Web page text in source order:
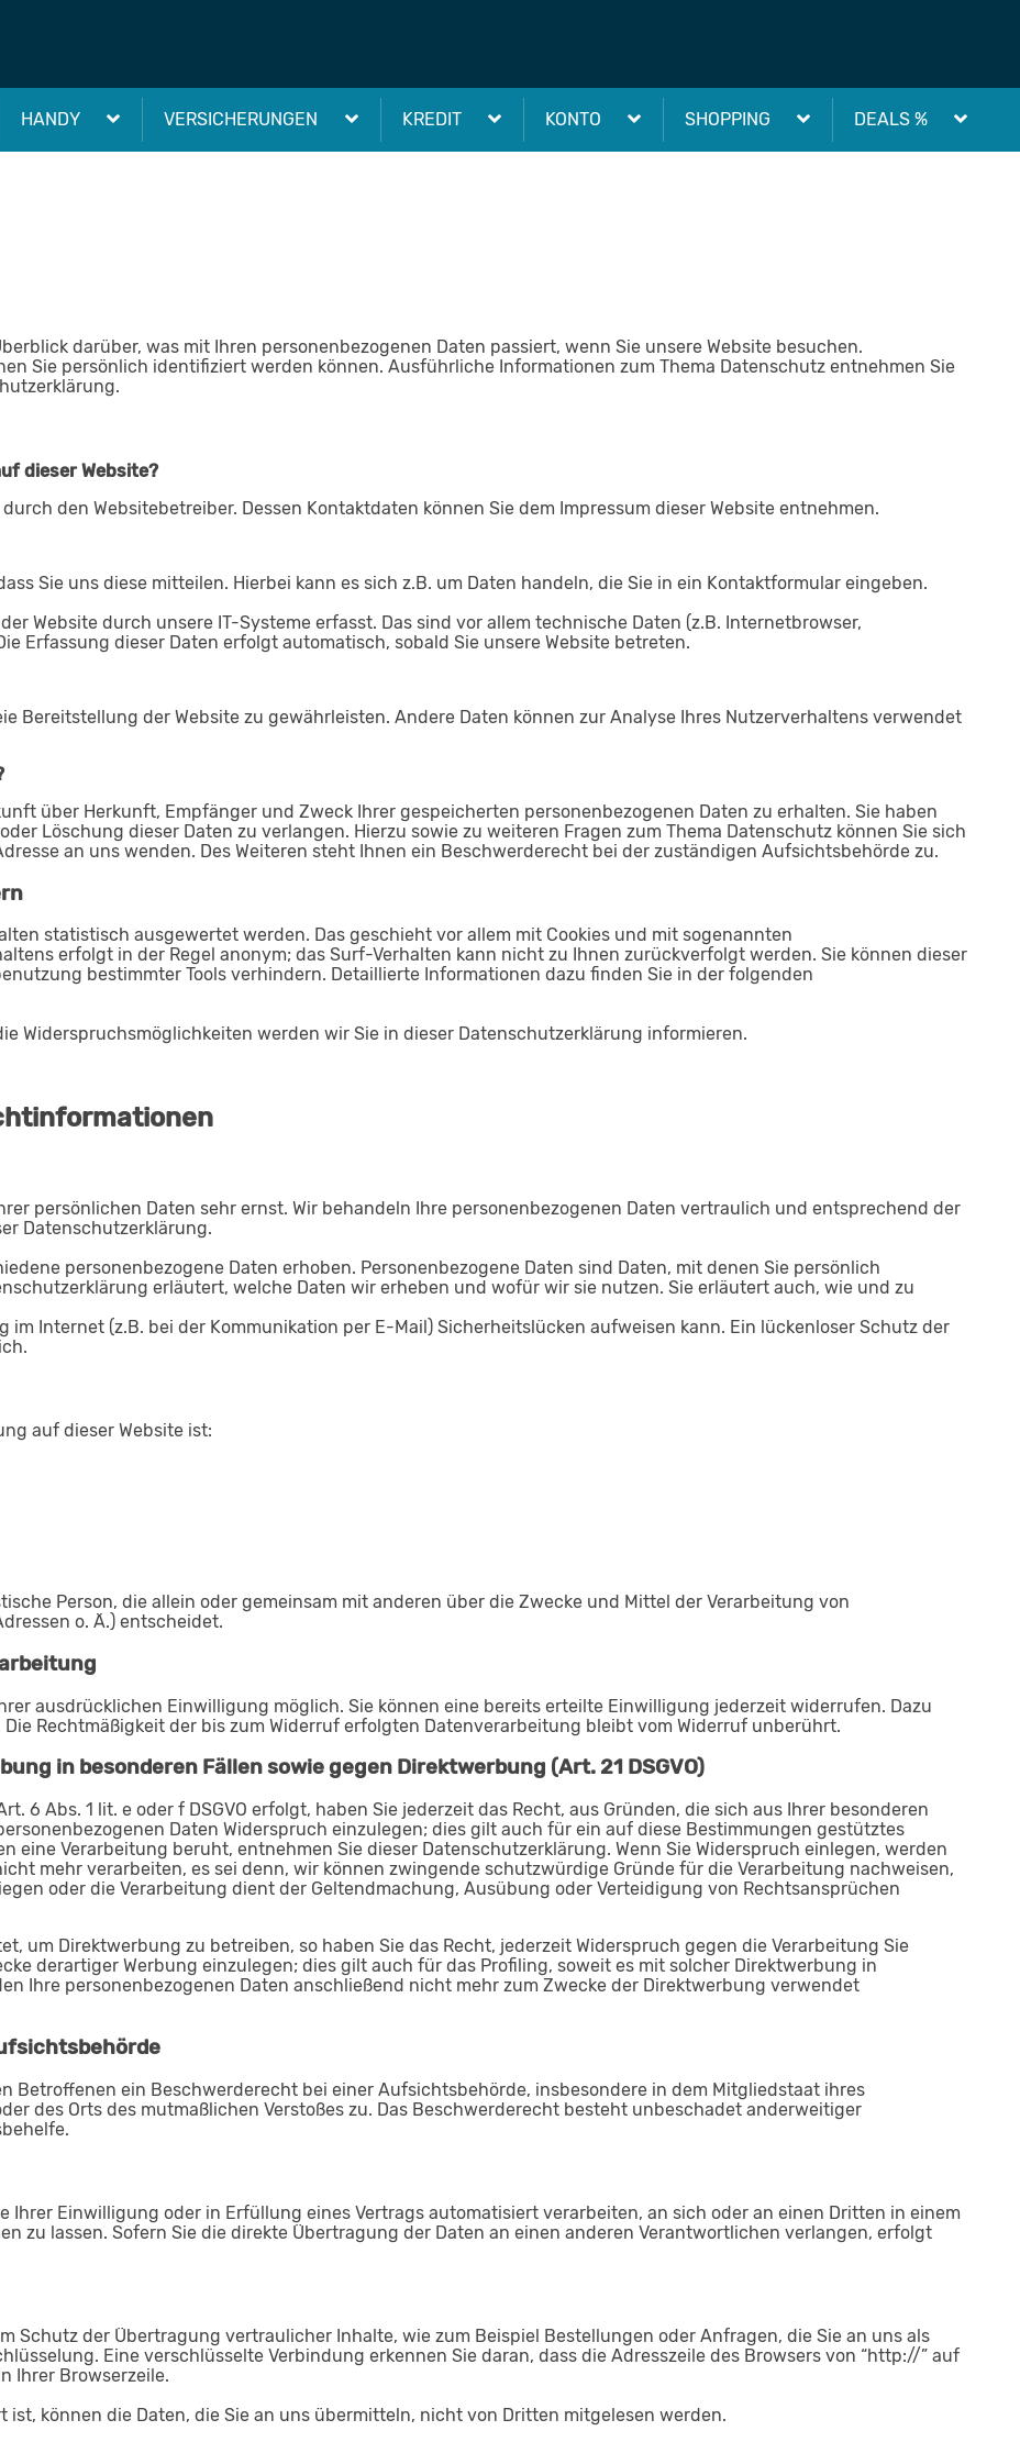
HANDY VERSICHERUNGEN KREDIT KONTO SHOPPING DEALS %
darüber, was mit Ihren personenbezogenen Daten passiert, wenn Sie unsere Website besuchen.
Sie persönlich identifiziert werden können. Ausführliche Informationen zum Thema Datenschutz entnehmen Sie
dieser Website?
den Websitebetreiber. Dessen Kontaktdaten können Sie dem Impressum dieser Website entnehmen.
Sie uns diese mitteilen. Hierbei kann es sich z.B. um Daten handeln, die Sie in ein Kontaktformular eingeben.
Website durch unsere IT-Systeme erfasst. Das sind vor allem technische Daten (z.B. Internetbrowser,
Erfassung dieser Daten erfolgt automatisch, sobald Sie unsere Website betreten.
Bereitstellung der Website zu gewährleisten. Andere Daten können zur Analyse Ihres Nutzerverhaltens verwendet
über Herkunft, Empfänger und Zweck Ihrer gespeicherten personenbezogenen Daten zu erhalten. Sie haben
Löschung dieser Daten zu verlangen. Hierzu sowie zu weiteren Fragen zum Thema Datenschutz können Sie sich
an uns wenden. Des Weiteren steht Ihnen ein Beschwerderecht bei der zuständigen Aufsichtsbehörde zu.
statistisch ausgewertet werden. Das geschieht vor allem mit Cookies und mit sogenannten
erfolgt in der Regel anonym; das Surf-Verhalten kann nicht zu Ihnen zurückverfolgt werden. Sie können dieser
bestimmter Tools verhindern. Detaillierte Informationen dazu finden Sie in der folgenden
Widerspruchsmöglichkeiten werden wir Sie in dieser Datenschutzerklärung informieren.
persönlichen Daten sehr ernst. Wir behandeln Ihre personenbezogenen Daten vertraulich und entsprechend der
Datenschutzerklärung.
personenbezogene Daten erhoben. Personenbezogene Daten sind Daten, mit denen Sie persönlich
erläutert, welche Daten wir erheben und wofür wir sie nutzen. Sie erläutert auch, wie und zu
Internet (z.B. bei der Kommunikation per E-Mail) Sicherheitslücken aufweisen kann. Ein lückenloser Schutz der
auf dieser Website ist:
Person, die allein oder gemeinsam mit anderen über die Zwecke und Mittel der Verarbeitung von
o. Ä.) entscheidet.
ausdrücklichen Einwilligung möglich. Sie können eine bereits erteilte Einwilligung jederzeit widerrufen. Dazu
Rechtmäßigkeit der bis zum Widerruf erfolgten Datenverarbeitung bleibt vom Widerruf unberührt.
in besonderen Fällen sowie gegen Direktwerbung (Art. 21 DSGVO)
6 Abs. 1 lit. e oder f DSGVO erfolgt, haben Sie jederzeit das Recht, aus Gründen, die sich aus Ihrer besonderen
Daten Widerspruch einzulegen; dies gilt auch für ein auf diese Bestimmungen gestütztes
eine Verarbeitung beruht, entnehmen Sie dieser Datenschutzerklärung. Wenn Sie Widerspruch einlegen, werden
mehr verarbeiten, es sei denn, wir können zwingende schutzwürdige Gründe für die Verarbeitung nachweisen,
oder die Verarbeitung dient der Geltendmachung, Ausübung oder Verteidigung von Rechtsansprüchen
um Direktwerbung zu betreiben, so haben Sie das Recht, jederzeit Widerspruch gegen die Verarbeitung Sie
derartiger Werbung einzulegen; dies gilt auch für das Profiling, soweit es mit solcher Direktwerbung in
Ihre personenbezogenen Daten anschließend nicht mehr zum Zwecke der Direktwerbung verwendet
Betroffenen ein Beschwerderecht bei einer Aufsichtsbehörde, insbesondere in dem Mitgliedstaat ihres
des Orts des mutmaßlichen Verstoßes zu. Das Beschwerderecht besteht unbeschadet anderweitiger
Ihrer Einwilligung oder in Erfüllung eines Vertrags automatisiert verarbeiten, an sich oder an einen Dritten in einem
zu lassen. Sofern Sie die direkte Übertragung der Daten an einen anderen Verantwortlichen verlangen, erfolgt
Schutz der Übertragung vertraulicher Inhalte, wie zum Beispiel Bestellungen oder Anfragen, die Sie an uns als
Eine verschlüsselte Verbindung erkennen Sie daran, dass die Adresszeile des Browsers von “http://” auf
Ihrer Browserzeile.
ist, können die Daten, die Sie an uns übermitteln, nicht von Dritten mitgelesen werden.